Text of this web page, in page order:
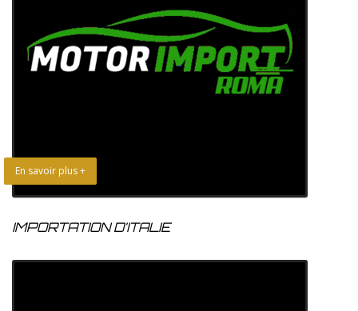
En savoir plus +
IMPORTATION D’ITALIE